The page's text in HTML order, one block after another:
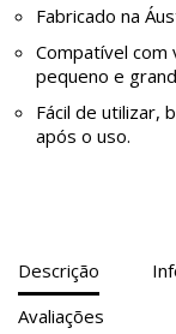
Fabricado na
Compatível com
pequeno e
Fácil de utilizar,
após o uso.
Descrição
Avaliações